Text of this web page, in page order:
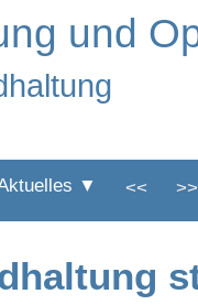
und
▼ << >>